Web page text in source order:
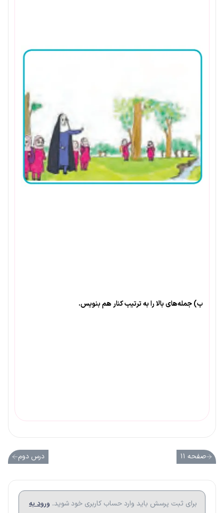
ب) جمله‌های بالا را به ترتیب کنار هم بنویس.
صفحه ۱۱ درس دوم
برای ثبت پرسش باید وارد حساب کاربری خود شوید. ورود به